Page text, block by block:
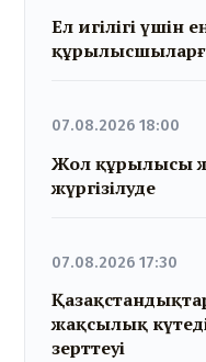
Ел игілігі үшін
07.08.2026 18:00
Жол құрылысы
жүргізілуде
07.08.2026 17:30
жақсылық
зерттеуі